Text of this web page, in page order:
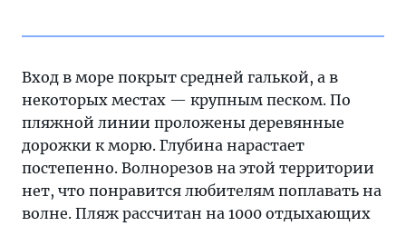
Вход в море покрыт средней галькой, а в
некоторых местах — крупным песком. По
пляжной линии проложены деревянные
дорожки к морю. Глубина нарастает
постепенно. Волнорезов на этой территории
нет, что понравится любителям поплавать на
волне. Пляж рассчитан на 1000 отдыхающих